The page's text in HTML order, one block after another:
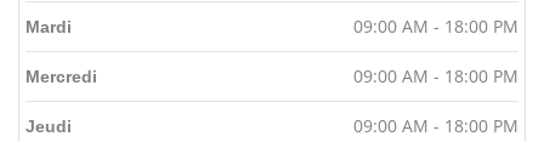
Mardi 09:00 AM - 18:00 PM
Mercredi 09:00 AM - 18:00 PM
Jeudi 09:00 AM - 18:00 PM